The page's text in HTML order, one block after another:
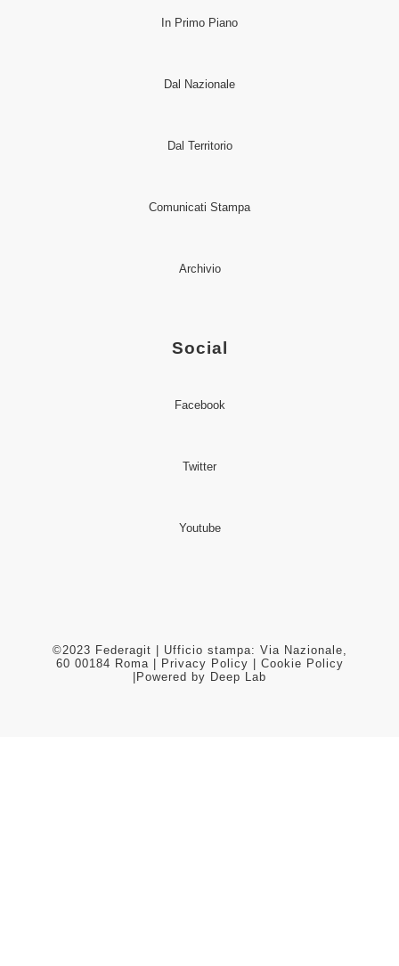
In Primo Piano
Dal Nazionale
Dal Territorio
Comunicati Stampa
Archivio
Social
Facebook
Twitter
Youtube
©2023 Federagit | Ufficio stampa: Via Nazionale,
60 00184 Roma | Privacy Policy | Cookie Policy
|Powered by Deep Lab